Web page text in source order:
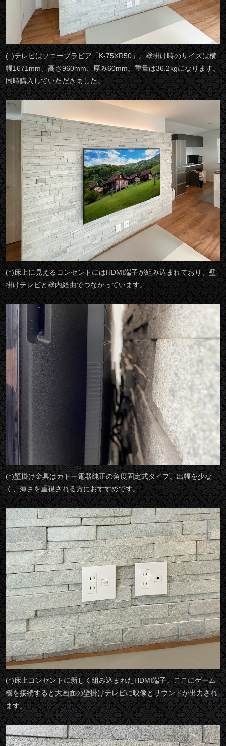
(↑)テレビはソニーブラビア「K-75XR50」。壁掛け時のサイズは横
幅1671mm、高さ960mm、厚み60mm。重量は36.2kgになります。
同時購入していただきました。
(↑)床上に見えるコンセントにはHDMI端子が組み込まれており、壁
掛けテレビと壁内経由でつながっています。
(↑)壁掛け金具はカトー電器純正の角度固定式タイプ。出幅を少な
く、薄さを重視される方におすすめです。
(↑)床上コンセントに新しく組み込まれたHDMI端子。ここにゲーム
機を接続すると大画面の壁掛けテレビに映像とサウンドが出力され
ます。